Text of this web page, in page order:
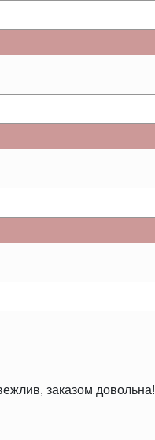
заказом довольна!